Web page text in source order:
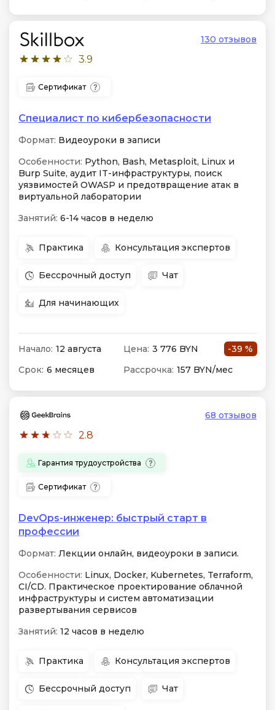
3.9
130 отзывов
Сертификат
Специалист по кибербезопас­ности
Формат: Видеоуроки в записи
Особенности: Python, Bash, Metasploit, Linux и
Burp Suite, аудит IT-инфраструктуры, поиск
уязвимостей OWASP и предотвращение атак в
виртуальной лаборатории
Занятий: 6-14 часов в неделю
Практика Консультация экспертов
Бессрочный доступ Чат
Для начинающих
Начало: 12 августа Цена: 3 776 BYN
-39 %
Срок: 6 месяцев Рассрочка: 157 BYN/мес
2.8
68 отзывов
Гарантия трудоустройства
Сертификат
DevOps-инженер: быстрый старт в
профессии
Формат: Лекции онлайн, видеоуроки в записи.
Особенности: Linux, Docker, Kubernetes, Terraform,
CI/CD. Практическое проектирование облачной
инфраструктуры и систем автоматизации
развертывания сервисов
Занятий: 12 часов в неделю
Практика Консультация экспертов
Бессрочный доступ Чат